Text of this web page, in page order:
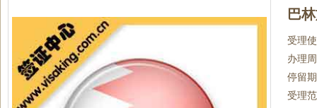
巴
受理
办理
停留
受理